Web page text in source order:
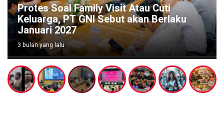
Cuti
Berlaku
Wabup Poso Jemput Peluang
Kakao Sulawesi di Forum
Makassar
3 bulan yang lalu